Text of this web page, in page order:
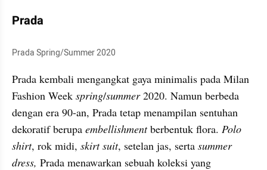
Prada
Prada Spring/Summer 2020
Prada kembali mengangkat gaya minimalis pada Milan
Fashion Week spring/summer 2020. Namun berbeda
dengan era 90-an, Prada tetap menampilan sentuhan
dekoratif berupa embellishment berbentuk flora. Polo
shirt, rok midi, skirt suit, setelan jas, serta summer
dress, Prada menawarkan sebuah koleksi yang